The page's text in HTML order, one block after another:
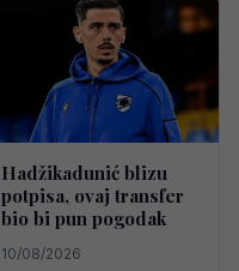
Hadžikadunić blizu
potpisa, ovaj transfer
bio bi pun pogodak
10/08/2026